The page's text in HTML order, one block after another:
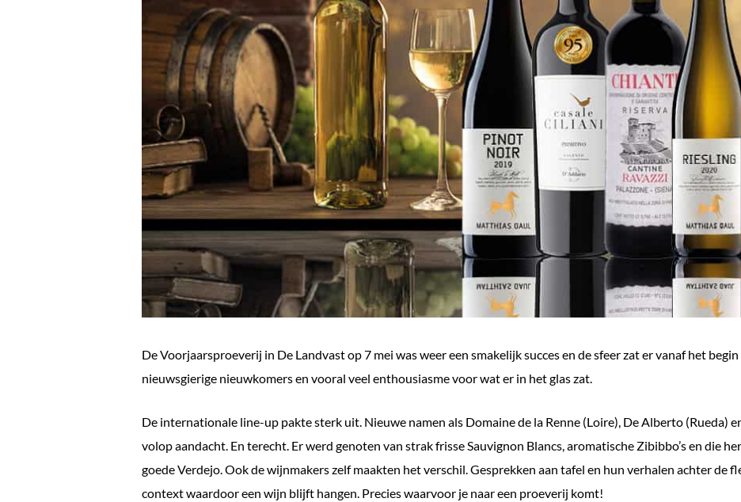
De Voorjaarsproeverij in De Landvast op 7 mei was weer een smakelijk succes en de sfeer zat er vanaf het begin
nieuwsgierige nieuwkomers en vooral veel enthousiasme voor wat er in het glas zat.
De internationale line-up pakte sterk uit. Nieuwe namen als Domaine de la Renne (Loire), De Alberto (Rueda)
volop aandacht. En terecht. Er werd genoten van strak frisse Sauvignon Blancs, aromatische Zibibbo’s en die
goede Verdejo. Ook de wijnmakers zelf maakten het verschil. Gesprekken aan tafel en hun verhalen achter de
context waardoor een wijn blijft hangen. Precies waarvoor je naar een proeverij komt!